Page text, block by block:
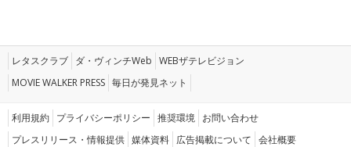
レタスクラブ ダ・ヴィンチWeb WEBザテレビジョン
MOVIE WALKER PRESS 毎日が発見ネット
利用規約 プライバシーポリシー 推奨環境 お問い合わせ
プレスリリース・情報提供 媒体資料 広告掲載について 会社概要